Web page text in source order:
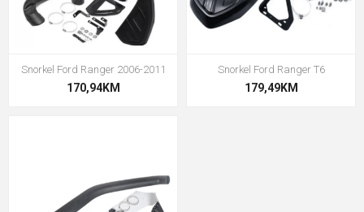
Snorkel Ford Ranger 2006-2011
170,94KM
Snorkel Ford Ranger T6
179,49KM